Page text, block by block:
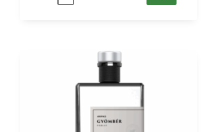
Arpad